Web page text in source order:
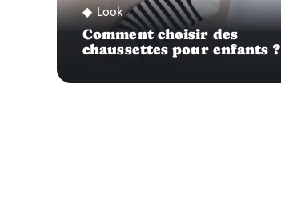
Look
Comment choisir des
chaussettes pour enfants ?